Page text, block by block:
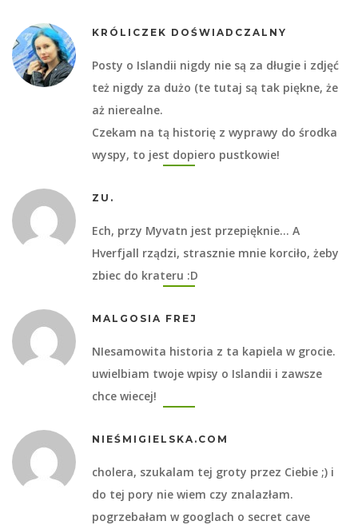
KRÓLICZEK DOŚWIADCZALNY
Posty o Islandii nigdy nie są za długie i zdjęć
też nigdy za dużo (te tutaj są tak piękne, że
aż nierealne.
Czekam na tą historię z wyprawy do środka
wyspy, to jest dopiero pustkowie!
ZU.
Ech, przy Myvatn jest przepięknie… A
Hverfjall rządzi, strasznie mnie korciło, żeby
zbiec do krateru :D
MALGOSIA FREJ
NIesamowita historia z ta kapiela w grocie.
uwielbiam twoje wpisy o Islandii i zawsze
chce wiecej!
NIEŚMIGIELSKA.COM
cholera, szukalam tej groty przez Ciebie ;) i
do tej pory nie wiem czy znalazłam.
pogrzebałam w googlach o secret cave